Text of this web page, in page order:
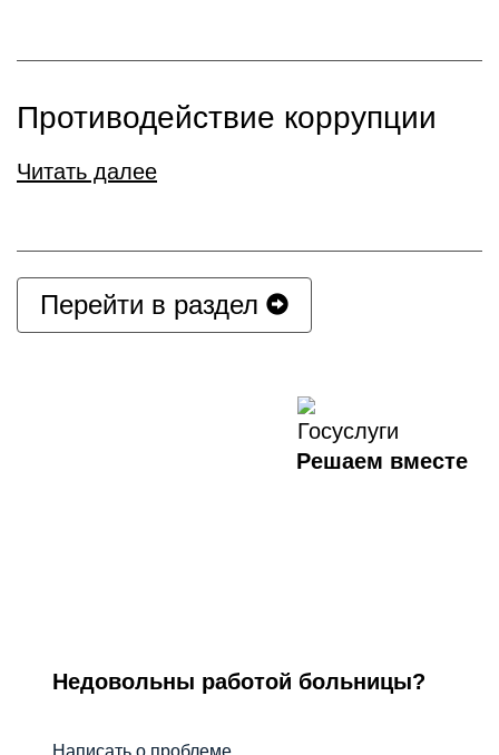
Противодействие коррупции
Читать далее
Перейти в раздел
Решаем вместе
Недовольны работой больницы?
Написать о проблеме